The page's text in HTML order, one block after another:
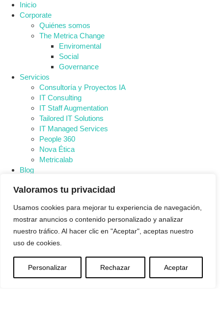
Valoramos tu privacidad
Usamos cookies para mejorar tu experiencia de navegación,
mostrar anuncios o contenido personalizado y analizar
nuestro tráfico. Al hacer clic en "Aceptar", aceptas nuestro
uso de cookies.
Personalizar Rechazar Aceptar
Inicio
Corporate
Quiénes somos
The Metrica Change
Enviromental
Social
Governance
Servicios
Consultoría y Proyectos IA
IT Consulting
IT Staff Augmentation
Tailored IT Solutions
IT Managed Services
People 360
Nova Ética
Metricalab
Blog
INTRANET
Corporate
Quiénes somos
The Metrica Change